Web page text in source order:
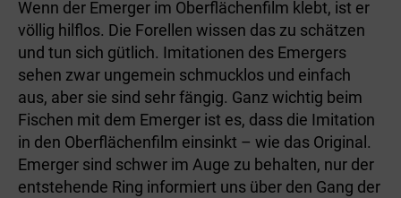
Wenn der Emerger im Oberflächenfilm klebt, ist er
völlig hilflos. Die Forellen wissen das zu schätzen
und tun sich gütlich. Imitationen des Emergers
sehen zwar ungemein schmucklos und einfach
aus, aber sie sind sehr fängig. Ganz wichtig beim
Fischen mit dem Emerger ist es, dass die Imitation
in den Oberflächenfilm einsinkt – wie das Original.
Emerger sind schwer im Auge zu behalten, nur der
entstehende Ring informiert uns über den Gang der